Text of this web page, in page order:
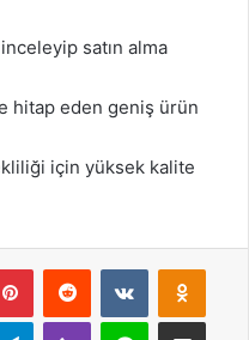
satın alma
hitap eden geniş ürün
için yüksek kalite
PinterestReddit VKontakte
TelegramViber Line E-Posta ile